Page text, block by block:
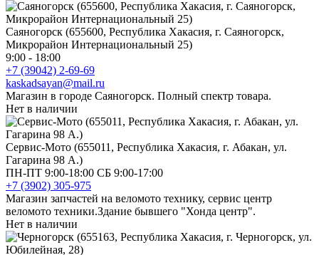
Саяногорск (655600, Республика Хакасия, г. Саяногорск,
Микрорайон Интернациональный 25)
9:00 - 18:00
+7 (39042) 2-69-69
kaskadsayan@mail.ru
Магазин в городе Саяногорск. Полный спектр товара.
Нет в наличии
Сервис-Мото (655011, Республика Хакасия, г. Абакан, ул.
Гагарина 98 А.)
ПН-ПТ 9:00-18:00 СБ 9:00-17:00
+7 (3902) 305-975
Магазин запчастей на веломото технику, сервис центр
веломото техники.Здание бывшего "Хонда центр".
Нет в наличии